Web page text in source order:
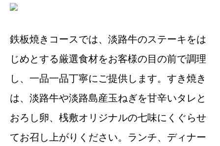
鉄板焼きコースでは、淡路牛のステーキをは
じめとする厳選食材をお客様の目の前で調理
し、一品一品丁寧にご提供します。すき焼き
は、淡路牛や淡路島産玉ねぎを甘辛いタレと
おろし卵、桟敷オリジナルの七味にくぐらせ
てお召し上がりください。ランチ、ディナー